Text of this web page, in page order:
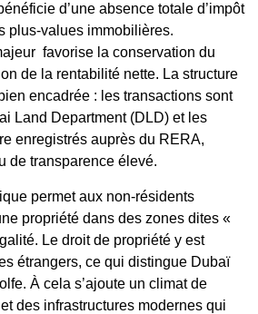
d’une absence totale d’impôt
plus-values ​​immobilières.
favorise la conservation du
de la rentabilité nette. La structure
encadrée : les transactions sont
Land Department (DLD) et les
enregistrés auprès du RERA,
de transparence élevé.
permet aux non-résidents
propriété dans des zones dites «
Le droit de propriété y est
étrangers, ce qui distingue Dubaï
À cela s’ajoute un climat de
des infrastructures modernes qui